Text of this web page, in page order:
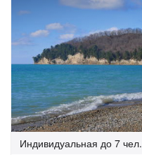
Индивидуальная до 7 чел.